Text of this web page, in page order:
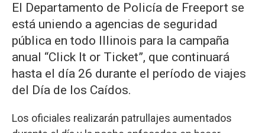
El Departamento de Policía de Freeport se
está uniendo a agencias de seguridad
pública en todo Illinois para la campaña
anual “Click It or Ticket”, que continuará
hasta el día 26 durante el período de viajes
del Día de los Caídos.
Los oficiales realizarán patrullajes aumentados